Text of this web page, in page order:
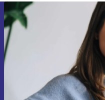
Meld je
ontvang
Mis nooit